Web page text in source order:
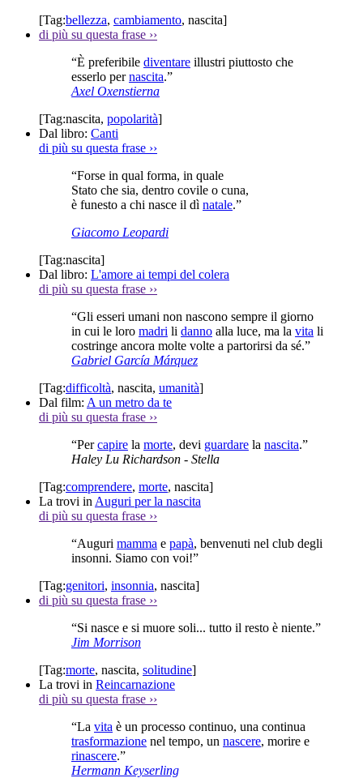
[Tag:bellezza, cambiamento, nascita]
di più su questa frase ››
“È preferibile diventare illustri piuttosto che
esserlo pernascita.”
Axel Oxenstierna
[Tag:nascita, popolarità]
Dal libro: Canti
di più su questa frase ››
“Forse in qual forma, in quale
Stato che sia, dentro covile o cuna,
è funesto a chi nasce il dì natale.”
Giacomo Leopardi
[Tag:nascita]
Dal libro: L'amore ai tempi del colera
di più su questa frase ››
“Gli esseri umani non nascono sempre il giorno
in cui le loro madri li danno alla luce, ma la vita li
costringe ancora molte volte a partorirsi da sé.”
Gabriel García Márquez
[Tag:difficoltà, nascita, umanità]
Dal film: A un metro da te
di più su questa frase ››
“Percapire la morte, devi guardare la nascita.”
Haley Lu Richardson - Stella
[Tag:comprendere, morte, nascita]
La trovi in Auguri per la nascita
di più su questa frase ››
“Auguri mamma e papà, benvenuti nel club degli
insonni. Siamo con voi!”
[Tag:genitori, insonnia, nascita]
di più su questa frase ››
“Si nasce e si muore soli... tutto il resto è niente.”
Jim Morrison
[Tag:morte, nascita, solitudine]
La trovi in Reincarnazione
di più su questa frase ››
“La vita è un processo continuo, una continua
trasformazione nel tempo, un nascere, morire e
rinascere.”
Hermann Keyserling